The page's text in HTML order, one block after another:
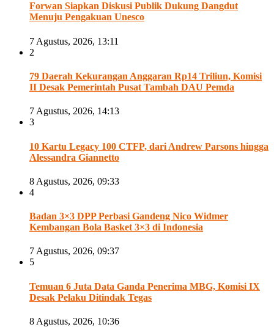
Forwan Siapkan Diskusi Publik Dukung Dangdut
Menuju Pengakuan Unesco
7 Agustus, 2026, 13:11
2
79 Daerah Kekurangan Anggaran Rp14 Triliun, Komisi
II Desak Pemerintah Pusat Tambah DAU Pemda
7 Agustus, 2026, 14:13
3
10 Kartu Legacy 100 CTFP, dari Andrew Parsons hingga
Alessandra Giannetto
8 Agustus, 2026, 09:33
4
Badan 3×3 DPP Perbasi Gandeng Nico Widmer
Kembangan Bola Basket 3×3 di Indonesia
7 Agustus, 2026, 09:37
5
Temuan 6 Juta Data Ganda Penerima MBG, Komisi IX
Desak Pelaku Ditindak Tegas
8 Agustus, 2026, 10:36